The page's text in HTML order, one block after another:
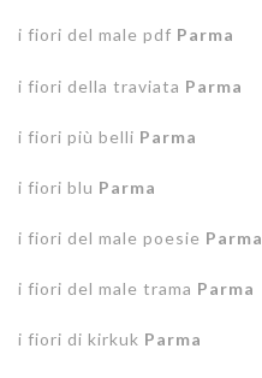
i fiori del male pdf Parma
i fiori della traviata Parma
i fiori più belli Parma
i fiori blu Parma
i fiori del male poesie Parma
i fiori del male trama Parma
i fiori di kirkuk Parma